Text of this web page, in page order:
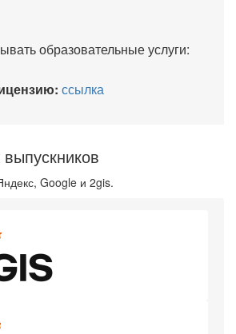
образовательные услуги:
ссылка
Google и 2gis.